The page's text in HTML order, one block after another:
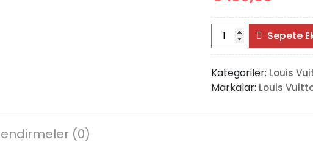
Louis
Vuitton
Pochette
metis
East
adet
Sepete
Kategoriler: Louis
Markalar: Louis
(0)